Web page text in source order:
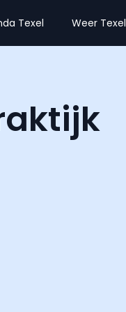
Texel Weer Texel